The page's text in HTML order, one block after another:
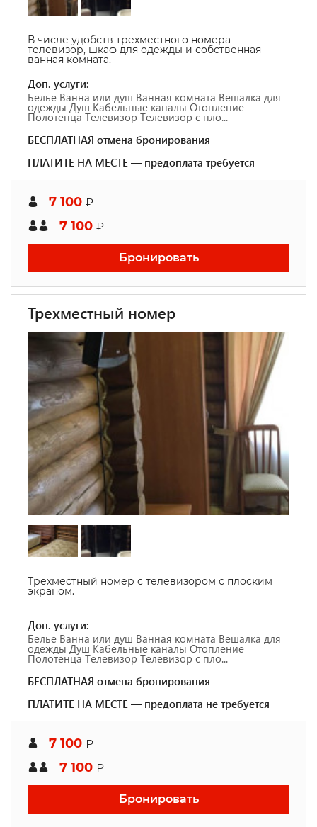
В числе удобств трехместного номера
телевизор, шкаф для одежды и собственная
ванная комната.
Доп. услуги:
Белье Ванна или душ Ванная комната Вешалка для
одежды Душ Кабельные каналы Отопление
Полотенца Телевизор Телевизор с пло...
БЕСПЛАТНАЯ отмена бронирования
ПЛАТИТЕ НА МЕСТЕ — предоплата требуется
7 100 ₽
7 100 ₽
Бронировать
Трехместный номер
Трехместный номер с телевизором с плоским
экраном.
Доп. услуги:
Белье Ванна или душ Ванная комната Вешалка для
одежды Душ Кабельные каналы Отопление
Полотенца Телевизор Телевизор с пло...
БЕСПЛАТНАЯ отмена бронирования
ПЛАТИТЕ НА МЕСТЕ — предоплата не требуется
7 100 ₽
7 100 ₽
Бронировать